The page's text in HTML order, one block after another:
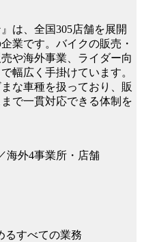
は、全国305店舗を展開
業です。バイクの販売・
や海外事業、ライダー向
幅広く手掛けています。
な車種を扱っており、販
で一貫対応できる体制を
海外4事業所・店舗
るすべての業務